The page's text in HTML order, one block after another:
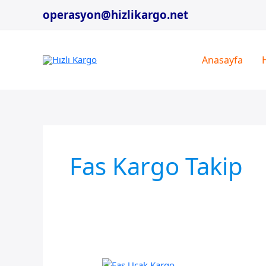
operasyon@hizlikargo.net
Anasayfa
Fas Kargo Takip